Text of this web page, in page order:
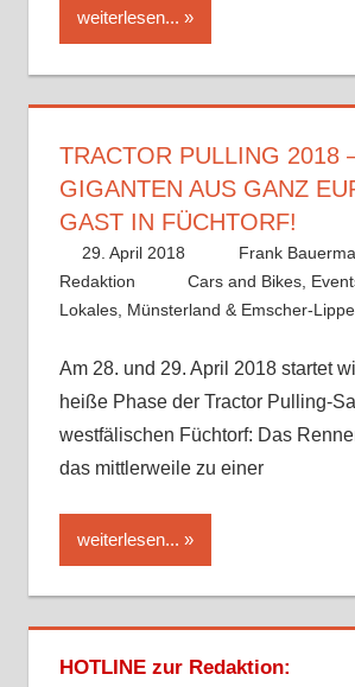
weiterlesen...
TRACTOR PULLING 2018
GIGANTEN AUS GANZ
GAST IN FÜCHTORF!
29. April 2018
Frank
Redaktion
Cars and Bikes
Lokales, Münsterland & Emscher-
Am 28. und 29. April 2018 startet
heiße Phase der Tractor Pulling-
westfälischen Füchtorf: Das
das mittlerweile zu einer
weiterlesen...
HOTLINE zur Redaktion: